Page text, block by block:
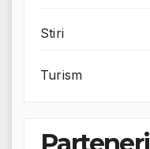
Stiri
Turism
Parteneri